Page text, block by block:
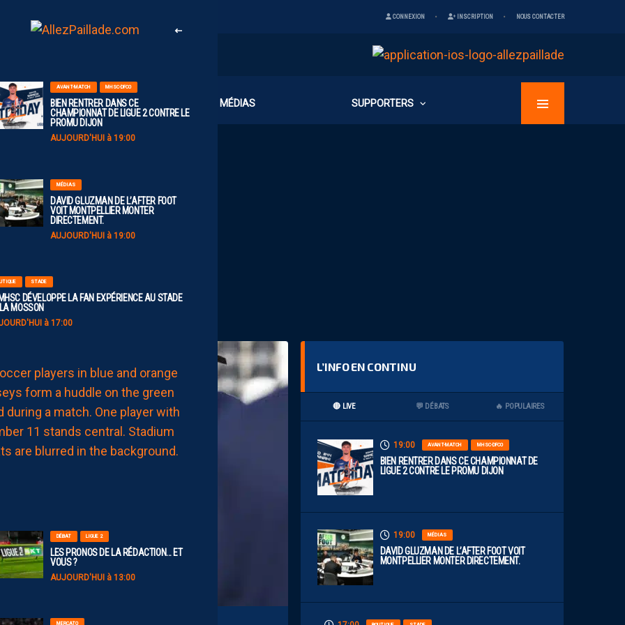
CONNEXION INSCRIPTION NOUS CONTACTER
CLUB MÉDIAS SUPPORTERS
AVANT-MATCH MHSC-DFCO
BIEN RENTRER DANS CE
CHAMPIONNAT DE LIGUE 2 CONTRE LE
PROMU DIJON
AUJOURD'HUI à 19:00
MÉDIAS
DAVID GLUZMAN DE L’AFTER FOOT
VOIT MONTPELLIER MONTER
DIRECTEMENT.
AUJOURD'HUI à 19:00
STADE
DÉVELOPPE LA FAN EXPÉRIENCE AU STADE
MOSSON
à 17:00
NOUVEAUX
DÉBAT LIGUE 2
LES PRONOS DE LA RÉDACTION… ET
VOUS ?
AUJOURD'HUI à 13:00
MERCATO
L’INFO EN CONTINU
🔴 LIVE 💬 DÉBATS 🔥 POPULAIRES
19:00 AVANT-MATCH MHSC-DFCO
BIEN RENTRER DANS CE CHAMPIONNAT DE
LIGUE 2 CONTRE LE PROMU DIJON
19:00 MÉDIAS
DAVID GLUZMAN DE L’AFTER FOOT VOIT
MONTPELLIER MONTER DIRECTEMENT.